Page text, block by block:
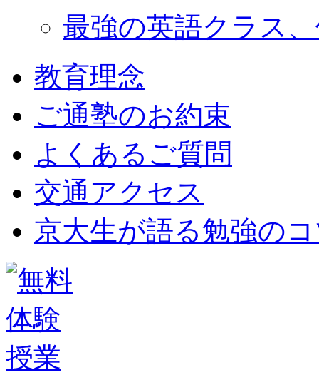
最強の英語クラス
教育理念
ご通塾のお約束
よくあるご質問
交通アクセス
京大生が語る勉強の